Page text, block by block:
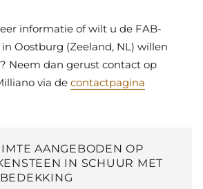
informatie of wilt u de FAB-
Oostburg (Zeeland, NL) willen
Neem dan gerust contact op
via decontactpagina
AANGEBODEN OP
IN SCHUUR MET